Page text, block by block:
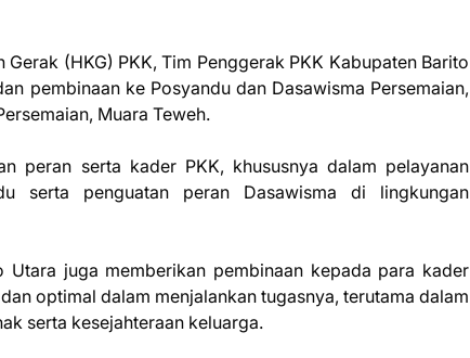
(HKG) PKK, Tim Penggerak PKK Kabupaten Barito
pembinaan ke Posyandu dan Dasawisma Persemaian,
Muara Teweh.
peran serta kader PKK, khususnya dalam pelayanan
serta penguatan peran Dasawisma di lingkungan
Utara juga memberikan pembinaan kepada para kader
optimal dalam menjalankan tugasnya, terutama dalam
serta kesejahteraan keluarga.